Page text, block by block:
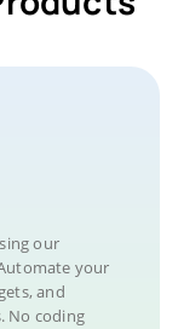
our
your
and
No coding